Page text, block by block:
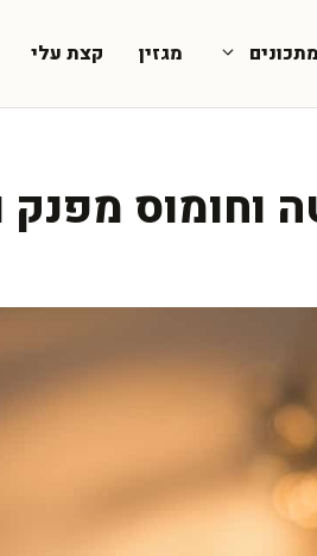
מתכונים מגזין קצת עלי
וחומוס מפנק